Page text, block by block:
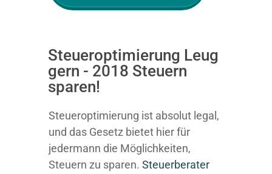
Steueroptimierung Leug
gern - 2018 Steuern
sparen!
Steueroptimierung ist absolut legal,
und das Gesetz bietet hier für
jedermann die Möglichkeiten,
Steuern zu sparen. Steuerberater